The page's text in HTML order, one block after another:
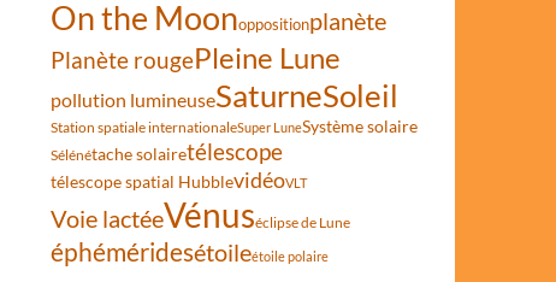
On the Moonoppositionplanète
Planète rougePleine Lune
pollution lumineuseSaturneSoleil
Station spatiale internationaleSuper LuneSystème solaire
Sélénétache solairetélescope
télescope spatial HubblevidéoVLT
Voie lactéeVénuséclipse de Lune
éphéméridesétoileétoile polaire